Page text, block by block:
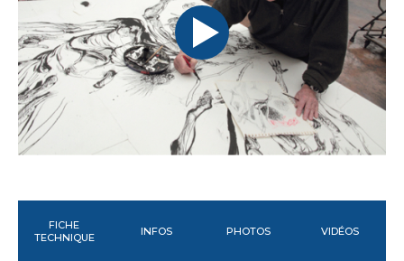
FICHE
TECHNIQUE
INFOS PHOTOS VIDÉOS